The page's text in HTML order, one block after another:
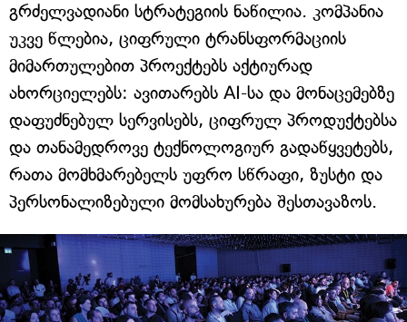
გრძელვადიანი სტრატეგიის ნაწილია. კომპანია
უკვე წლებია, ციფრული ტრანსფორმაციის
მიმართულებით პროექტებს აქტიურად
ახორციელებს: ავითარებს AI-სა და მონაცემებზე
დაფუძნებულ სერვისებს, ციფრულ პროდუქტებსა
და თანამედროვე ტექნოლოგიურ გადაწყვეტებს,
რათა მომხმარებელს უფრო სწრაფი, ზუსტი და
პერსონალიზებული მომსახურება შესთავაზოს.